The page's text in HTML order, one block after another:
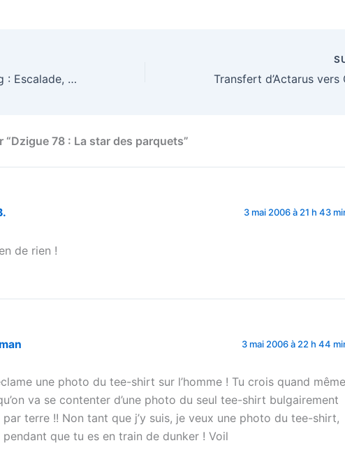
Cantal Passion Blog : Escalade, Ski, roller… Transfert d’Actarus vers
78 : La star des parquets”
3 mai 2006 à 21 h 43
de rien !
3 mai 2006 à 22 h 44
une photo du tee-shirt sur l’homme ! Tu crois quand même
va se contenter d’une photo du seul tee-shirt bulgairement
par terre !! Non tant que j’y suis, je veux une photo du tee-shirt,
pendant que tu es en train de dunker ! Voil